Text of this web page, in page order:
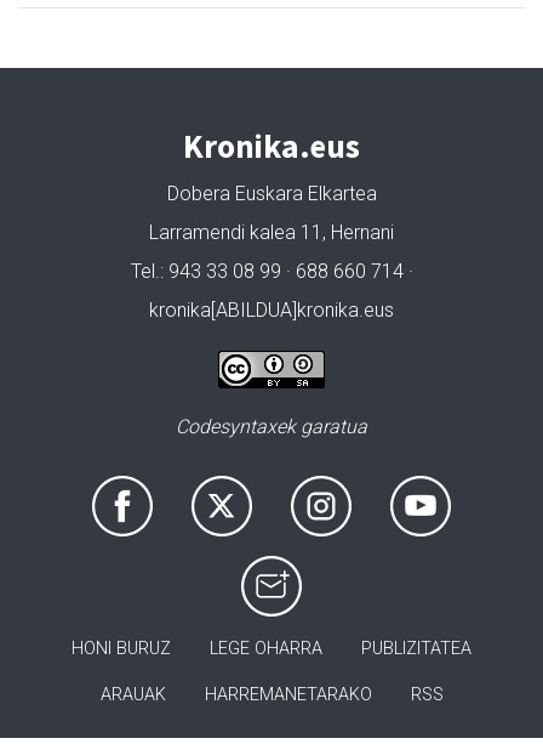
Kronika.eus
Dobera Euskara Elkartea
Larramendi kalea 11, Hernani
Tel.: 943 33 08 99 · 688 660 714 ·
kronika[ABILDUA]kronika.eus
Codesyntaxek garatua
HONI BURUZ LEGE OHARRA PUBLIZITATEA
ARAUAK HARREMANETARAKO RSS